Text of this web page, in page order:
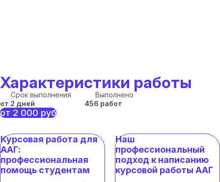
Характеристики работы
Срок выполнения
от 2 дней
Выполнено
456 работ
от 2 000 руб
Курсовая работа для
ААГ:
профессиональная
помощь студентам
Наш
профессиональный
подход к написанию
курсовой работы ААГ